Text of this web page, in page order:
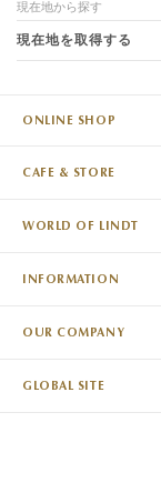
現在地から探す
現在地を取得する
ONLINE SHOP
CAFE & STORE
WORLD OF LINDT
INFORMATION
OUR COMPANY
GLOBAL SITE